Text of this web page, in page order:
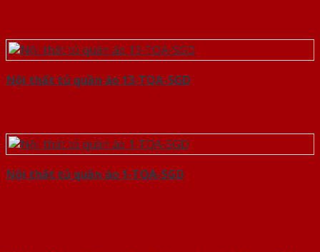
Nội thất tủ quần áo 13-TQA-SGD
Nội thất tủ quần áo 1-TQA-SGD